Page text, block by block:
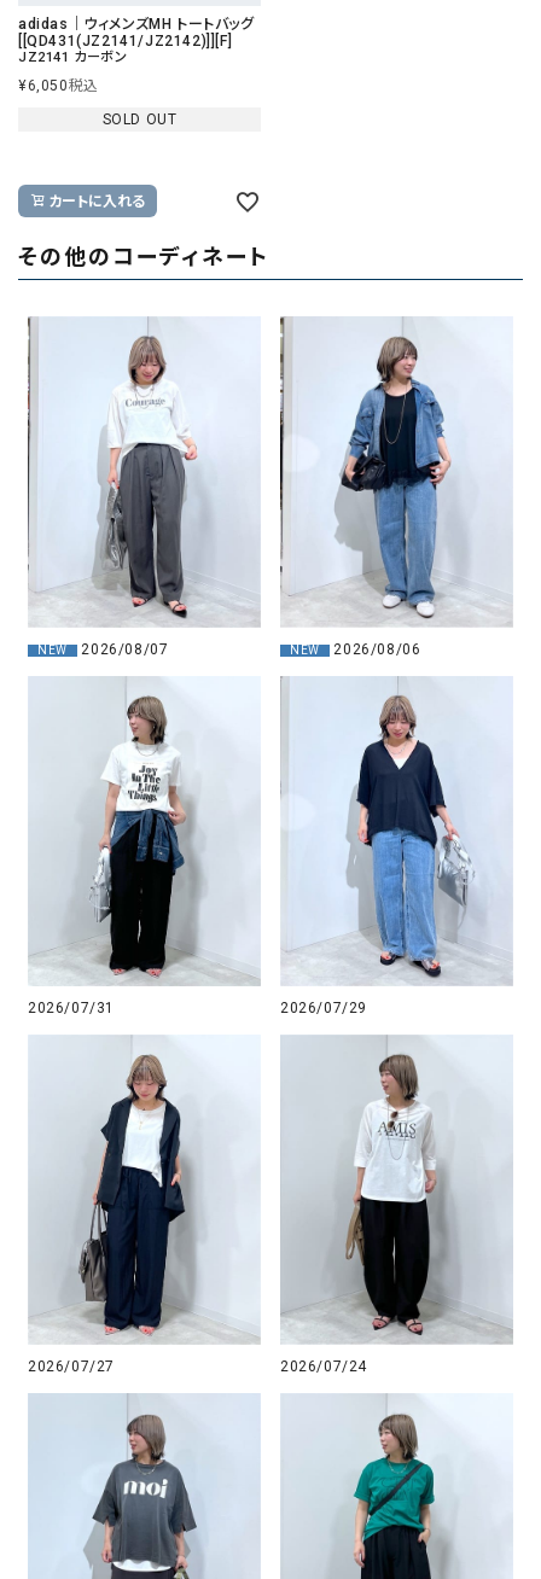
adidas｜ウィメンズMH トートバッグ
[[QD431(JZ2141/JZ2142)]][F]
JZ2141 カーボン
¥6,050税込
SOLD OUT
カートに入れる
その他のコーディネート
NEW 2026/08/07 NEW 2026/08/06
2026/07/31 2026/07/29
2026/07/27 2026/07/24